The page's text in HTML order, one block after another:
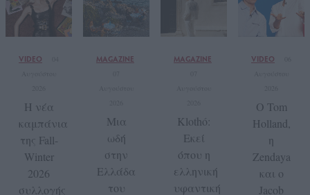
VIDEO
Η νέα
καμπάνια
της Fall-
Winter
2026
συλλογής
MAGAZINE
Μια
ωδή
στην
Ελλάδα
του
MAGAZINE
Klothó:
Εκεί
όπου η
ελληνική
υφαντική
VIDEO
Ο Tom
Holland,
η
Zendaya
και ο
Jacob